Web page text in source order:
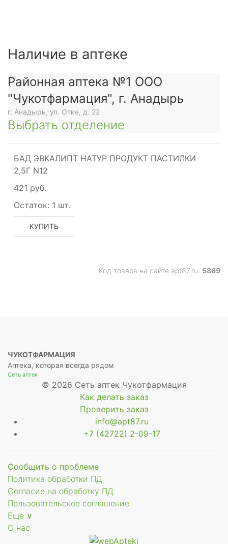
Наличие в аптеке
Районная аптека №1 ООО
"Чукотфармация", г. Анадырь
г. Анадырь, ул. Отке, д. 22
Выбрать отделение
БАД ЭВКАЛИПТ НАТУР ПРОДУКТ ПАСТИЛКИ
2,5Г N12
421 руб.
Остаток: 1 шт.
КУПИТЬ
Код товара на сайте apt87.ru: 5869
ЧУКОТФАРМАЦИЯ
Аптека, которая всегда рядом
Сеть аптек
© 2026 Сеть аптек Чукотфармация
Как делать заказ
Проверить заказ
info@apt87.ru
+7 (42722) 2-09-17
Сообщить о проблеме
Политика обработки ПД
Согласие на обработку ПД
Пользовательское соглашение
Еще ∨
О нас